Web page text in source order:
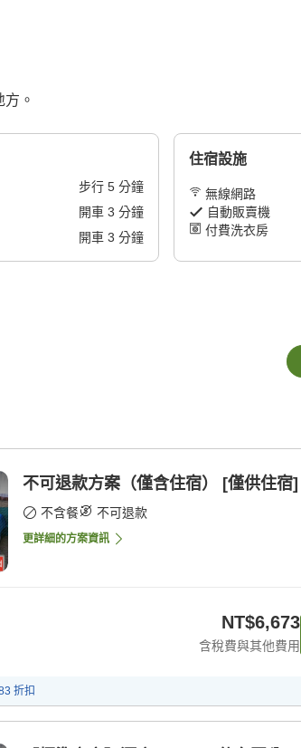
。
步行 5分鐘
開車 3 分鐘
開車 3 分鐘
住宿設施
無線網路
自動販賣機
付費洗衣房
不可退款方案（僅含住宿） [僅供住宿]
不含餐 不可退款
更詳細的方案資訊
NT$6,673
含稅費與其他費用
折扣